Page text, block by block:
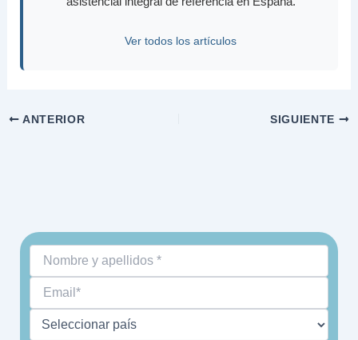
Ver todos los artículos
ANTERIOR SIGUIENTE